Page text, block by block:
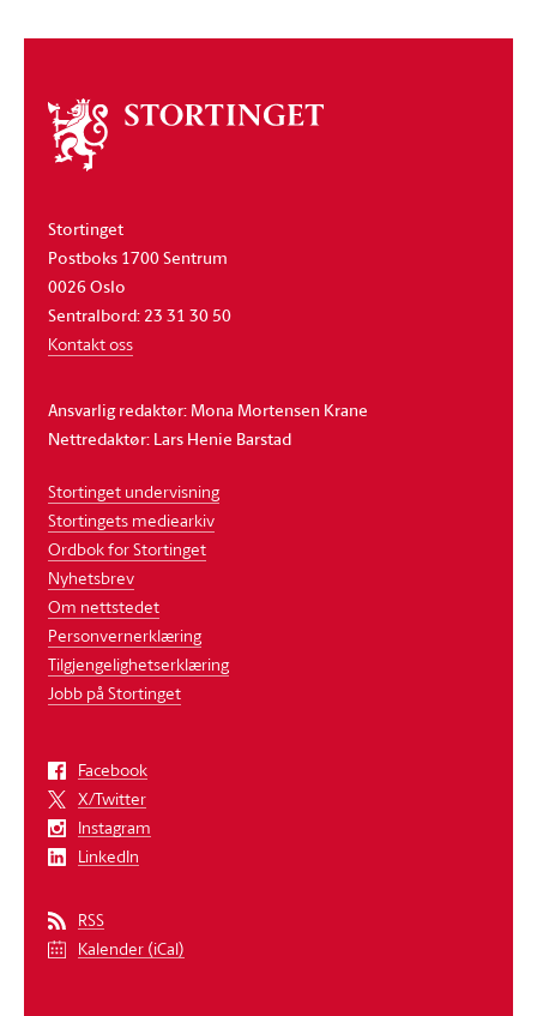
Om
stortinget
Stortinget
Postboks 1700 Sentrum
0026 Oslo
Sentralbord: 23 31 30 50
Kontakt oss
Ansvarlig redaktør: Mona Mortensen Krane
Nettredaktør: Lars Henie Barstad
Stortinget undervisning
Stortingets mediearkiv
Ordbok for Stortinget
Nyhetsbrev
Om nettstedet
Personvernerklæring
Tilgjengelighetserklæring
Jobb på Stortinget
Facebook
X/Twitter
Instagram
LinkedIn
RSS
Kalender (iCal)